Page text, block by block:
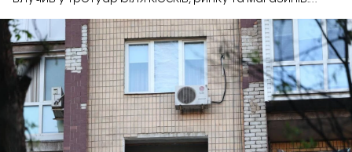
багатоповерхівках. Про це повідомив голова
Запорізької обласної військової адміністрації Іван
Федоров.